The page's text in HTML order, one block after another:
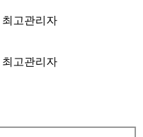
최고관리자
최고관리자